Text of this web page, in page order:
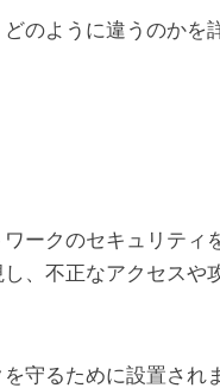
のように違うのかを
ークのセキュリティ
、不正なアクセスや
守るために設置され